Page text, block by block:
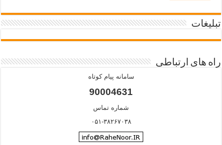
تبلیغات
راه های ارتباطی
سامانه پیام کوتاه
90004631
شماره تماس
۰۵۱-۳۸۲۶۷۰۳۸